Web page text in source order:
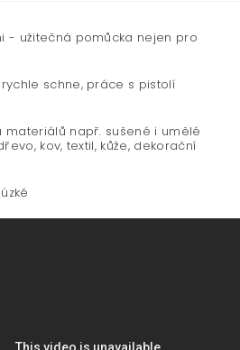
- užitečná pomůcka nejen pro
schne, práce s pistolí
materiálů např. sušené i umělé
kov, textil, kůže, dekorační